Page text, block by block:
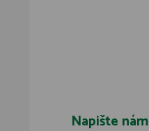
Napište nám